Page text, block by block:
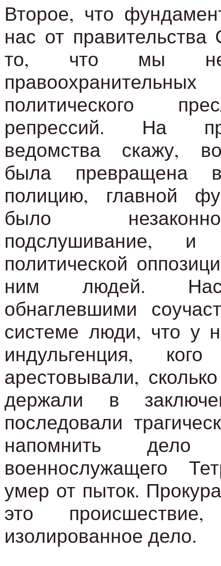
Второе, что
нас от
то, что мы не
политического
репрессий. На
ведомства скажу,
была превращена в
полицию, главной
было
подслушивание, и
политической
ним людей.
обнаглевшими
системе люди, что у
индульгенция,
арестовывали,
держали в
последовали
напомнить
военнослужащего
умер от пыток.
это
изолированное дело.